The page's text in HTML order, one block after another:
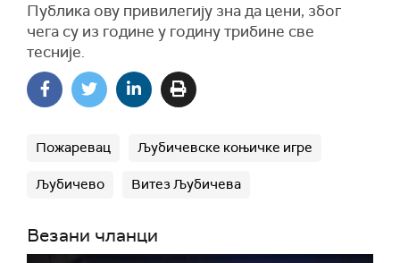
Публика ову привилегију зна да цени, због
чега су из године у годину трибине све
тесније.
Пожаревац Љубичевске коњичке игре
Љубичево Витез Љубичева
Везани чланци